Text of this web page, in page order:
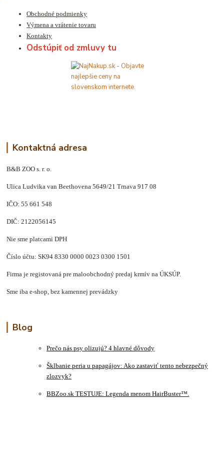
Obchodné podmienky
Výmena a vrátenie tovaru
Kontakty
Odstúpiť od zmluvy tu
Kontaktná adresa
B&B ZOO s. r. o.
Ulica Ludvika van Beethovena 5649/21 Trnava 917 08
IČO: 55 661 548
DIČ: 2122056145
Nie sme platcami DPH
Číslo účtu: SK94 8330 0000 0023 0300 1501
Firma je registovaná pre maloobchodný predaj krmív na ÚKSÚP.
Sme iba e-shop, bez kamennej prevádzky
Blog
Prečo nás psy olizujú? 4 hlavné dôvody
Šklbanie peria u papagájov: Ako zastaviť tento nebezpečný
zlozvyk?
BBZoo.sk TESTUJE: Legenda menom HairBuster™.